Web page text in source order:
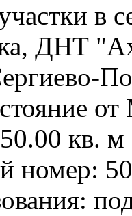
в
ДНТ
кв.
номер: